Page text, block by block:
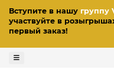
Вступите в нашу группу
участвуйте в
первый заказ!